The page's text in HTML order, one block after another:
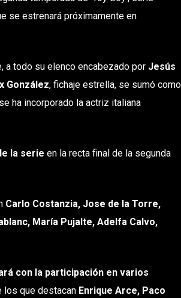
se estrenará próximamente en
a todo su elenco encabezado por Jesús
González, fichaje estrella, se sumó como
ha incorporado la actriz italiana
la serie en la recta final de la segunda
Carlo Costanzia, Jose de la Torre,
María Pujalte, Adelfa Calvo,
con la participación en varios
los que destacan Enrique Arce, Paco